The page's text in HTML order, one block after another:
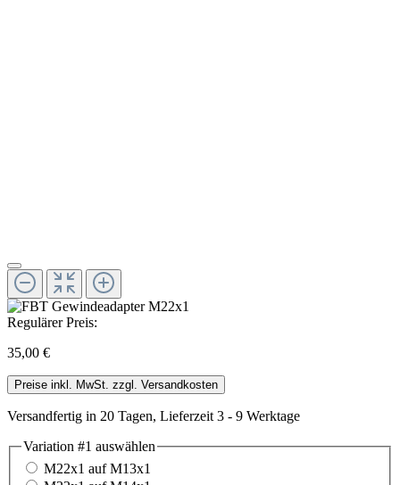
Regulärer Preis:
35,00 €
Preise inkl. MwSt. zzgl. Versandkosten
Versandfertig in 20 Tagen, Lieferzeit 3 - 9 Werktage
Variation #1 auswählen
M22x1 auf M13x1